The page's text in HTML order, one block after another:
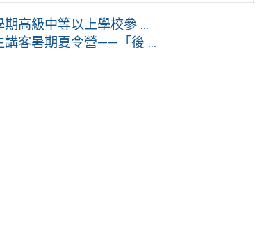
高級中等以上學校參 ...
講客暑期夏令營——「後 ...